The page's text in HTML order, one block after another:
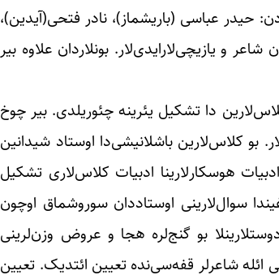
حیدر عباسی (باریشماز)، نادر فتحی(آیدین)،
و یازیچی‌لار‌ایدی‌لار. بونلاردان علاوه بیر
دا تشکیل یئرینه چئوریلدی. بیر چوخ
بو کلاس‌لارین باشلانیشی‌دا اوستاد شیدانین
هوسکارلارینا ادبیات کلاس‌لاری تشکیل
سوال‌لارینی اوستاددان سوروشماق اوچون
بو گنج‌لره هجا و عروض وزن‌لرینی
ائله شاعرلر قفه‌سی‌نده تعیین ائتدیک. تعیین